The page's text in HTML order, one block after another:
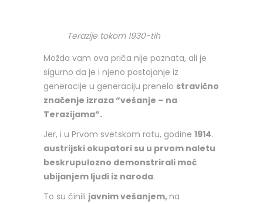
Terazije tokom 1930-tih
Možda vam ova priča nije poznata, ali je
sigurno da je i njeno postojanje iz
generacije u generaciju prenelo stravično
značenje izraza “vešanje – na
Terazijama”.
Jer, i u Prvom svetskom ratu, godine 1914.
austrijski okupatori su u prvom naletu
beskrupulozno demonstrirali moć
ubijanjem ljudi iz naroda.
To su činili javnim vešanjem,na